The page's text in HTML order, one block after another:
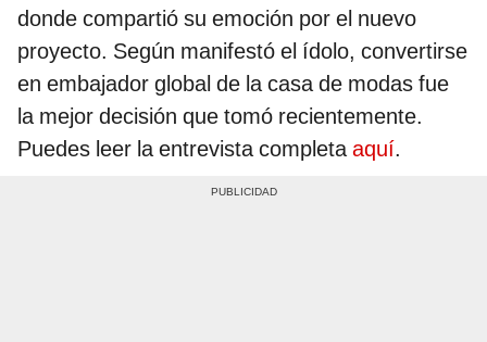
donde compartió su emoción por el nuevo
proyecto. Según manifestó el ídolo, convertirse
en embajador global de la casa de modas fue
la mejor decisión que tomó recientemente.
Puedes leer la entrevista completa aquí.